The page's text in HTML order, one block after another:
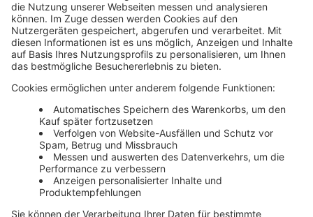
Themenwelten und Produktschulungen
Haufe Group